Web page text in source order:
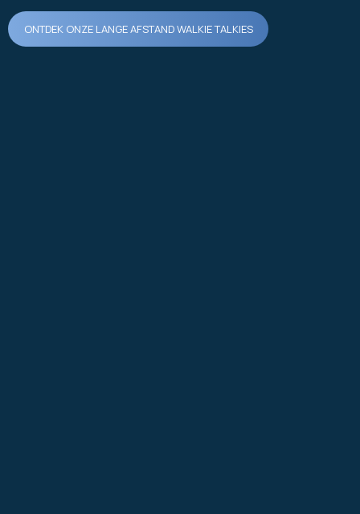
ONTDEK ONZE LANGE AFSTAND WALKIE TALKIES